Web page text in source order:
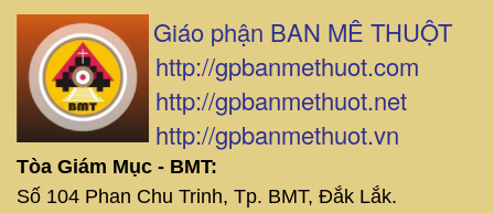
Giáo phận BAN MÊ THUỘT
http://gpbanmethuot.com
http://gpbanmethuot.net
http://gpbanmethuot.vn
Tòa Giám Mục - BMT:
Số 104 Phan Chu Trinh, Tp. BMT, Đắk Lắk.